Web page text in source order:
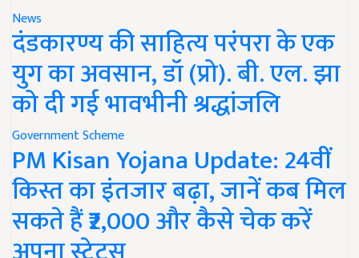
News
दंडकारण्य की साहित्य परंपरा के एक
युग का अवसान, डॉ (प्रो). बी. एल. झा
को दी गई भावभीनी श्रद्धांजलि
Government Scheme
PM Kisan Yojana Update: 24वीं
किस्त का इंतजार बढ़ा, जानें कब मिल
सकते हैं ₹2,000 और कैसे चेक करें